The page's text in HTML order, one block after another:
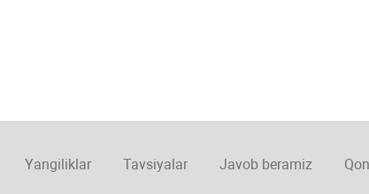
Yangiliklar Tavsiyalar Javob beramiz